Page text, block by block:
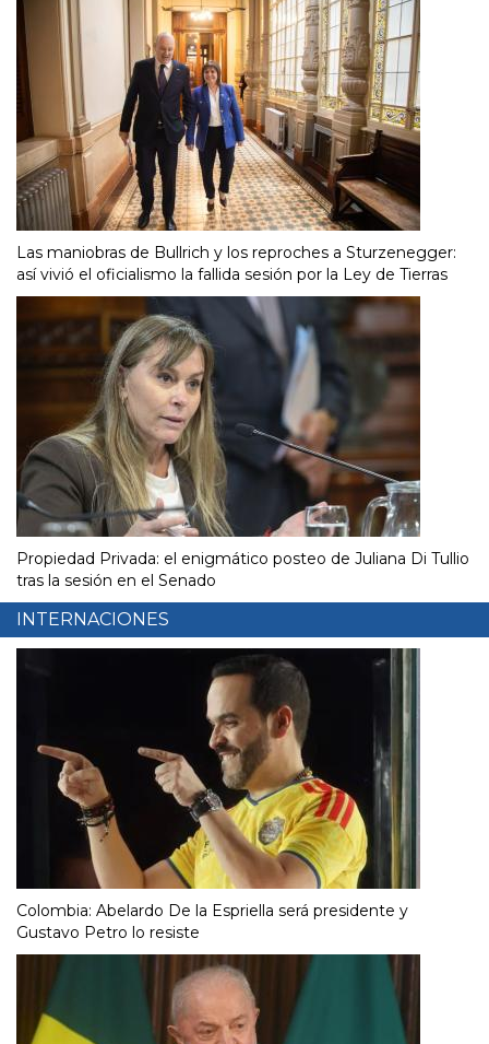
Las maniobras de Bullrich y los reproches a Sturzenegger:
así vivió el oficialismo la fallida sesión por la Ley de Tierras
Propiedad Privada: el enigmático posteo de Juliana Di Tullio
tras la sesión en el Senado
INTERNACIONES
Colombia: Abelardo De la Espriella será presidente y
Gustavo Petro lo resiste